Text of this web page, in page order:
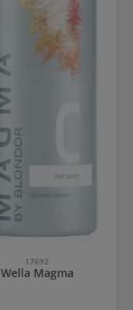
17692
Wella Magma